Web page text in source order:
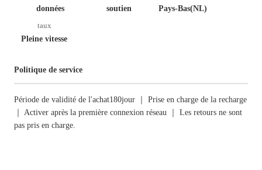
données
soutien
Pays-Bas(NL)
taux
Pleine vitesse
Politique de service
Période de validité de l'achat180jour ｜ Prise en charge de la recharge
｜ Activer après la première connexion réseau ｜ Les retours ne sont
pas pris en charge.